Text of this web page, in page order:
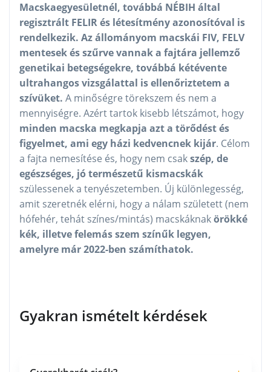
Macskaegyesületnél, továbbá NÉBIH által
regisztrált FELIR és létesítmény azonosítóval is
rendelkezik. Az állományom macskái FIV, FELV
mentesek és szűrve vannak a fajtára jellemző
genetikai betegségekre, továbbá kétévente
ultrahangos vizsgálattal is ellenőriztetem a
szívüket. A minőségre törekszem és nem a
mennyiségre. Azért tartok kisebb létszámot, hogy
minden macska megkapja azt a törődést és
figyelmet, ami egy házi kedvencnek kijár. Célom
a fajta nemesítése és, hogy nem csakszép, de
egészséges, jó természetű kismacskák
szülessenek a tenyészetemben. Új különlegesség,
amit szeretnék elérni, hogy a nálam született (nem
hófehér, tehát színes/mintás) macskáknakörökké
kék, illetve felemás szem színűk legyen,
amelyre már 2022-ben számíthatok.
Gyakran ismételt kérdések